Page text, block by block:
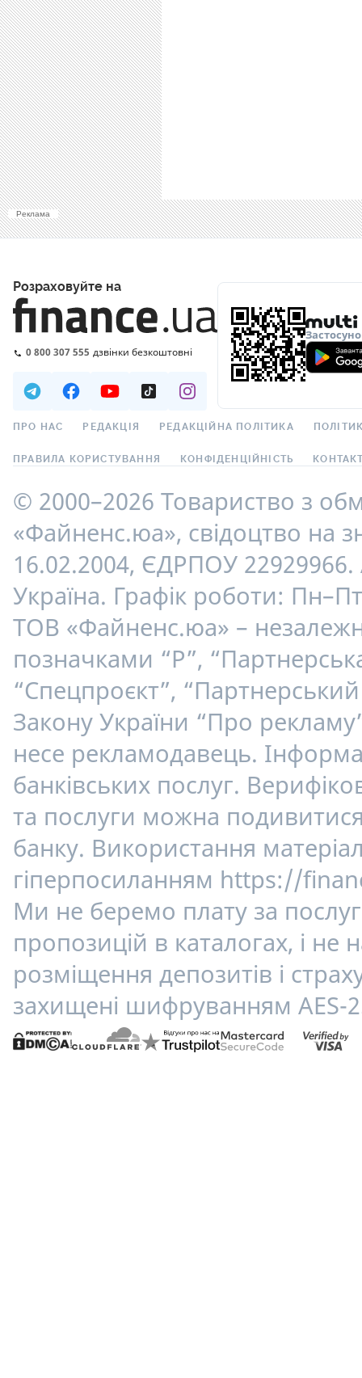
Реклама
Розраховуйте на
0 800 307 555 дзвінки безкоштовні
ПРО НАС РЕДАКЦІЯ РЕДАКЦІЙНА ПОЛІТИКА
ПРАВИЛА КОРИСТУВАННЯ КОНФІДЕНЦІЙНІСТЬ
© 2000–2026 Товариство з
«Файненс.юа», свідоцтво на
16.02.2004, ЄДРПОУ
Україна. Графік роботи:
ТОВ «Файненс.юа» –
позначками “Р”,
“Спецпроєкт”,
Закону України “Про
несе рекламодавець.
банківських послуг.
та послуги можна
банку. Використання
гіперпосиланням https://
Ми не беремо плату за
пропозицій в каталогах, і
розміщення депозитів і
захищені шифруванням AES-